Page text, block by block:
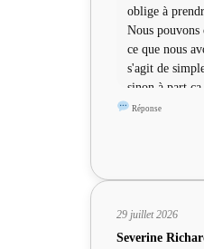
oblige à
Nous pouvons
ce que nous
s'agit de
sinon à part
sympas »
Réponse
29 juillet 2026
Severine